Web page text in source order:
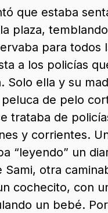
que estaba
plaza,
para todos
a los policías
Solo ella y su
de pelo
trataba de
y corrientes.
“leyendo” un
Sami, otra
cochecito, con
un bebé. Por